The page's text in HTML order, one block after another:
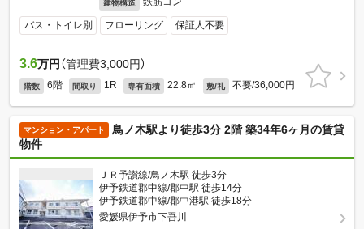
建物構造
バス・トイレ別 フローリング 保証人不要
3.6万円 （管理費3,000円）
階数 6階 間取り 1R 専有面積 22.8㎡ 敷/礼 不要/36,000円
マンション・アパート
鳥ノ木駅より徒歩3分 2階 築34年6ヶ月の賃貸
物件
ＪＲ予讃線/鳥ノ木駅 徒歩3分
伊予鉄道郡中線/郡中駅 徒歩14分
伊予鉄道郡中線/郡中港駅 徒歩18分
愛媛県伊予市下吾川